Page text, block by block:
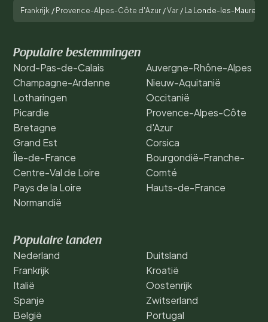
Frankrijk / Provence-Alpes-Côte d'Azur /Var / La Londe-les-Maures
Populaire bestemmingen
Nord-Pas-de-Calais
Champagne-Ardenne
Lotharingen
Picardie
Bretagne
Grand Est
Île-de-France
Centre-Val de Loire
Pays de la Loire
Normandië
Auvergne-Rhône-Alpes
Nieuw-Aquitanië
Occitanië
Provence-Alpes-Côte
d'Azur
Corsica
Bourgondië-Franche-
Comté
Hauts-de-France
Populaire landen
Nederland
Frankrijk
Italië
Spanje
België
Duitsland
Kroatië
Oostenrijk
Zwitserland
Portugal